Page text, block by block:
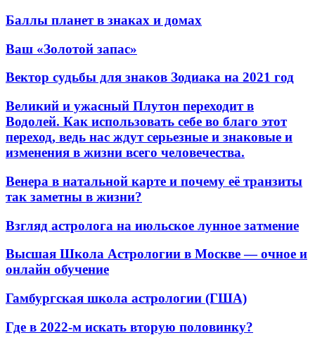
Баллы планет в знаках и домах
Ваш «Золотой запас»
Вектор судьбы для знаков Зодиака на 2021 год
Великий и ужасный Плутон переходит в
Водолей. Как использовать себе во благо этот
переход, ведь нас ждут серьезные и знаковые и
изменения в жизни всего человечества.
Венера в натальной карте и почему её транзиты
так заметны в жизни?
Взгляд астролога на июльское лунное затмение
Высшая Школа Астрологии в Москве — очное и
онлайн обучение
Гамбургская школа астрологии (ГША)
Где в 2022-м искать вторую половинку?